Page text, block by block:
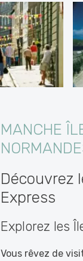
MANCHE
Découvrez
Express
Explorez les
Vous rêvez de